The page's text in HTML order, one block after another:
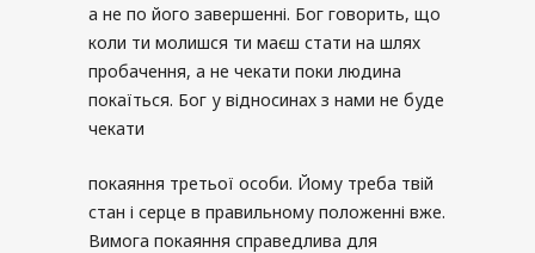
а не по його завершенні. Бог говорить, що
коли ти молишся ти маєш стати на шлях
пробачення, а не чекати поки людина
покаїться. Бог у відносинах з нами не буде
чекати
покаяння третьої особи. Йому треба твій
стан і серце в правильному положенні вже.
Вимога покаяння справедлива для